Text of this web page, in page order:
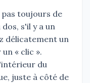
pas toujours de
s'il y a un
délicatement un
« clic ».
du
juste à côté de